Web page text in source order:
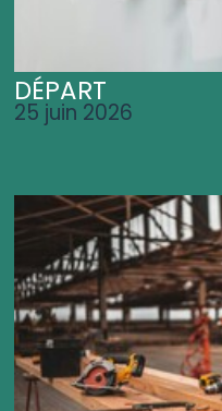
DÉPART
25 juin 2026